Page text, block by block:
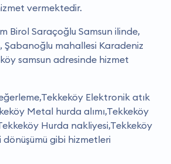
vermektedir.
Birol Saraçoğlu Samsun ilinde,
Şabanoğlu mahallesi Karadeniz
samsun adresinde hizmet
Elektronik atık
Metal hurda alımı,Tekkeköy
Hurda nakliyesi,Tekkeköy
gibi hizmetleri